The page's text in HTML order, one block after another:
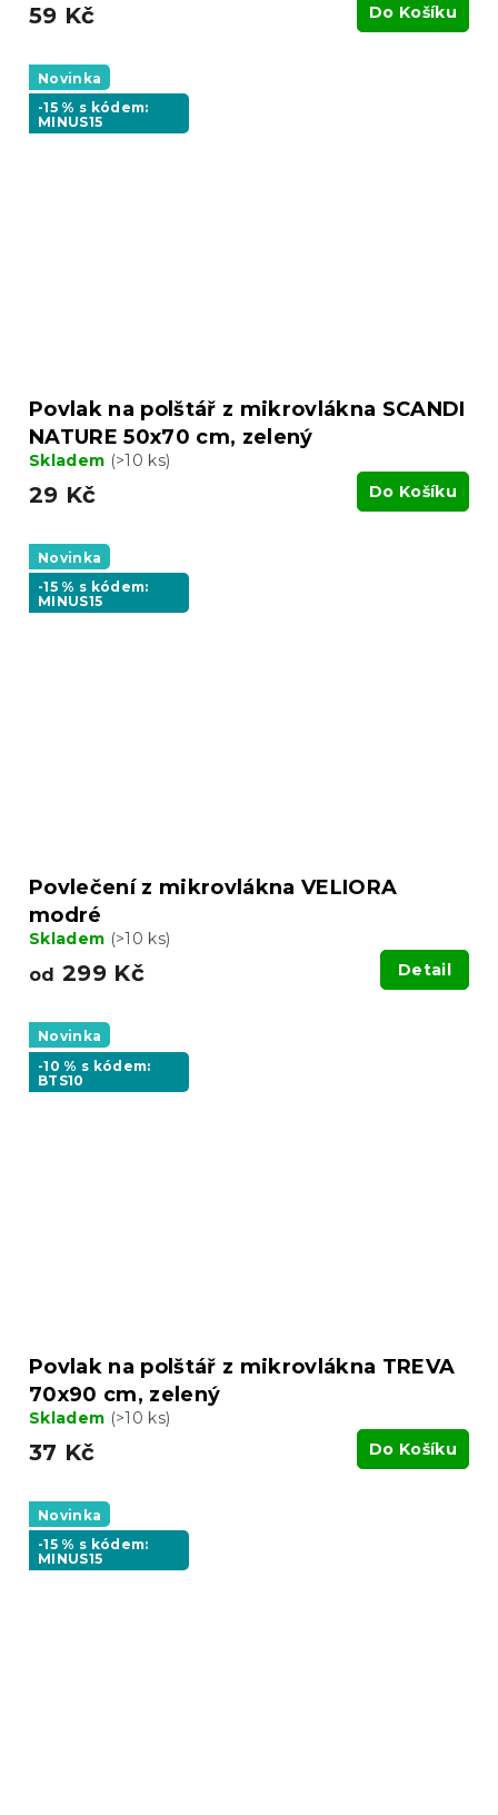
59 Kč Do Košíku
Novinka
-15 % s kódem:
MINUS15
Povlak na polštář z mikrovlákna SCANDI
NATURE 50x70 cm, zelený
Skladem (>10 ks)
29 Kč Do Košíku
Novinka
-15 % s kódem:
MINUS15
Povlečení z mikrovlákna VELIORA
modré
Skladem (>10 ks)
od 299 Kč Detail
Novinka
-10 % s kódem:
BTS10
Povlak na polštář z mikrovlákna TREVA
70x90 cm, zelený
Skladem (>10 ks)
37 Kč Do Košíku
Novinka
-15 % s kódem:
MINUS15